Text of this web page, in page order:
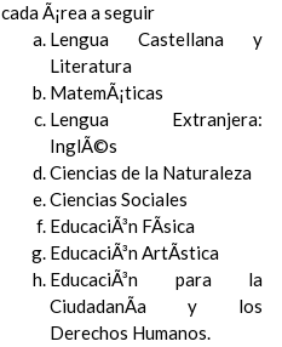
cada Ã¡rea a seguir
Lengua Castellana y
Literatura
MatemÃ¡ticas
Lengua Extranjera:
InglÃ©s
Ciencias de la Naturaleza
Ciencias Sociales
EducaciÃ³n FÃ­sica
EducaciÃ³n ArtÃ­stica
EducaciÃ³n para la
CiudadanÃ­a y los
Derechos Humanos.